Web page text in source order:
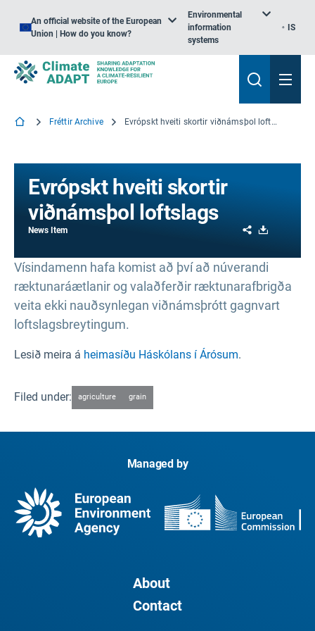
An official website of the European
Union | How do you know?
Environmental
information
systems
IS
Fréttir Archive Evrópskt hveiti skortir viðnámsþol loftslags
Evrópskt hveiti skortir
viðnámsþol loftslags
News Item Share
Vísindamenn hafa komist að því að núverandi
ræktunaráætlanir og valaðferðir ræktunarafbrigða
veita ekki nauðsynlegan viðnámsþrótt gagnvart
loftslagsbreytingum.
Lesið meira á heimasíðu Háskólans í Árósum.
Filed under: agriculture grain
Managed by
About
Contact